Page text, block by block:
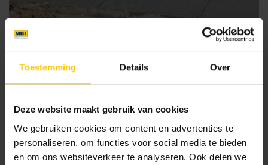
Toestemming Details Over
Deze website maakt gebruik van cookies
We gebruiken cookies om content en advertenties te
personaliseren, om functies voor social media te bieden
en om ons websiteverkeer te analyseren. Ook delen we